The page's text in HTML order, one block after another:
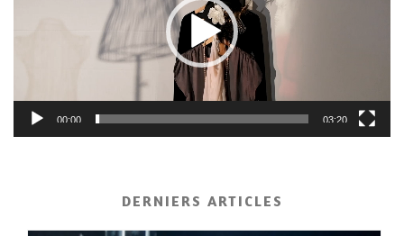
00:00 03:20
DERNIERS ARTICLES